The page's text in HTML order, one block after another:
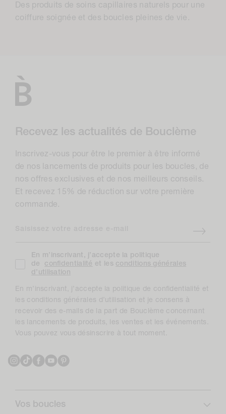
n
Des produits de soins capillaires naturels pour une
coiffure soignée et des boucles pleines de vie.
Recevez les actualités de Bouclème
Inscrivez-vous pour être le premier à être informé
de nos lancements de produits pour les boucles, de
nos offres exclusives et de nos meilleurs conseils.
Et recevez 15% de réduction sur votre première
commande.
En m’inscrivant, j’accepte la politique
de confidentialité et les conditions générales
d’utilisation
En m’inscrivant, j’accepte la politique de confidentialité et
les conditions générales d’utilisation et je consens à
recevoir des e-mails de la part de Bouclème concernant
les lancements de produits, les ventes et les événements.
Vous pouvez vous désinscrire à tout moment.
Instagram
TikTokFacebook
YouTube
Vos boucles